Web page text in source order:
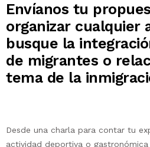
Envíanos tu
organizar cualquier
busque la
de migrantes o
tema de la
Desde una charla para contar tu
actividad deportiva o